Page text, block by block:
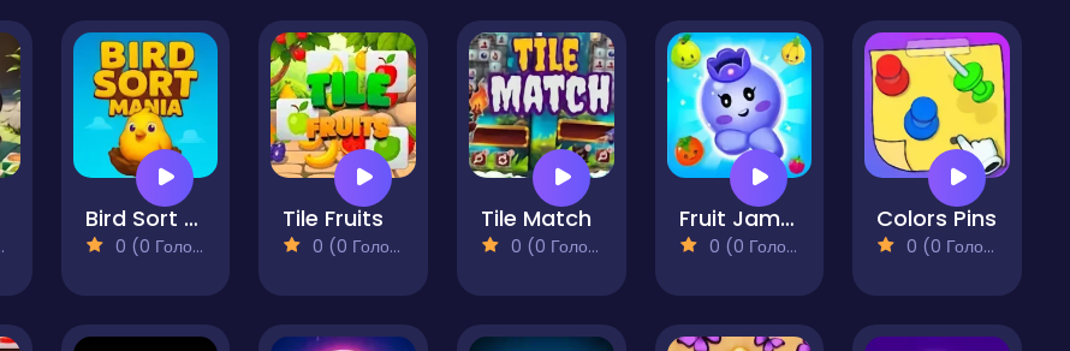
Bird Sort Mania
0 (0 Голосів)
Tile Fruits
0 (0 Голосів)
Tile Match
0 (0 Голосів)
Fruit Jam - Merge Puzzle Game
0 (0 Голосів)
Colors Pins
0 (0 Голосів)